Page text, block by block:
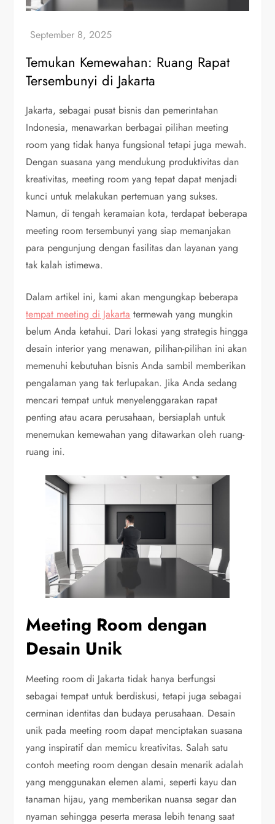
Temukan Kemewahan: Ruang Rapat
Tersembunyi di Jakarta
Jakarta, sebagai pusat bisnis dan pemerintahan
Indonesia, menawarkan berbagai pilihan meeting
room yang tidak hanya fungsional tetapi juga mewah.
Dengan suasana yang mendukung produktivitas dan
kreativitas, meeting room yang tepat dapat menjadi
kunci untuk melakukan pertemuan yang sukses.
Namun, di tengah keramaian kota, terdapat beberapa
meeting room tersembunyi yang siap memanjakan
para pengunjung dengan fasilitas dan layanan yang
tak kalah istimewa.
Dalam artikel ini, kami akan mengungkap beberapa
tempat meeting di Jakarta termewah yang mungkin
belum Anda ketahui. Dari lokasi yang strategis hingga
desain interior yang menawan, pilihan-pilihan ini akan
memenuhi kebutuhan bisnis Anda sambil memberikan
pengalaman yang tak terlupakan. Jika Anda sedang
mencari tempat untuk menyelenggarakan rapat
penting atau acara perusahaan, bersiaplah untuk
menemukan kemewahan yang ditawarkan oleh ruang-
ruang ini.
Meeting Room dengan
Desain Unik
Meeting room di Jakarta tidak hanya berfungsi
sebagai tempat untuk berdiskusi, tetapi juga sebagai
cerminan identitas dan budaya perusahaan. Desain
unik pada meeting room dapat menciptakan suasana
yang inspiratif dan memicu kreativitas. Salah satu
contoh meeting room dengan desain menarik adalah
yang menggunakan elemen alami, seperti kayu dan
tanaman hijau, yang memberikan nuansa segar dan
nyaman sehingga peserta merasa lebih tenang saat